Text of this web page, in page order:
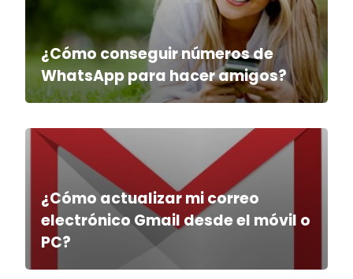
¿Cómo conseguir números de
WhatsApp para hacer amigos?
¿Cómo actualizar mi correo
electrónico Gmail desde el móvil o
PC?